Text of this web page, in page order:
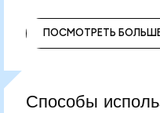
ПОСМОТРЕТЬ
Способы